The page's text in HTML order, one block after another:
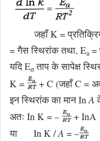
जहाँ K = प्रतिक्रिया
= गैस स्थिरांक तथा, Ea =
यदि Eaताप के सापेक्ष
K =
+ C (जहाँ C =
इन स्थिरांक का मान In A
अतः In K = –
+ InA
या In K /A = –